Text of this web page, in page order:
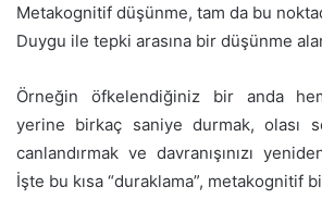
Metakognitif düşünme, tam da bu
Duygu ile tepki arasına bir düşünme
Örneğin öfkelendiğiniz bir anda
yerine birkaç saniye durmak, olası
canlandırmak ve davranışınızı
İşte bu kısa “duraklama”, metakognitif